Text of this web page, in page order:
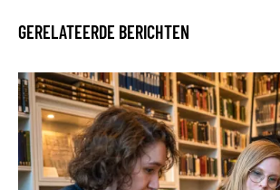
GERELATEERDE BERICHTEN